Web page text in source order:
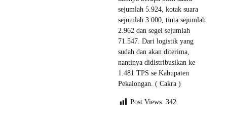
sejumlah 5.924, kotak suara
sejumlah 3.000, tinta sejumlah
2.962 dan segel sejumlah
71.547. Dari logistik yang
sudah dan akan diterima,
nantinya didistribusikan ke
1.481 TPS se Kabupaten
Pekalongan. ( Cakra )
Post Views: 342